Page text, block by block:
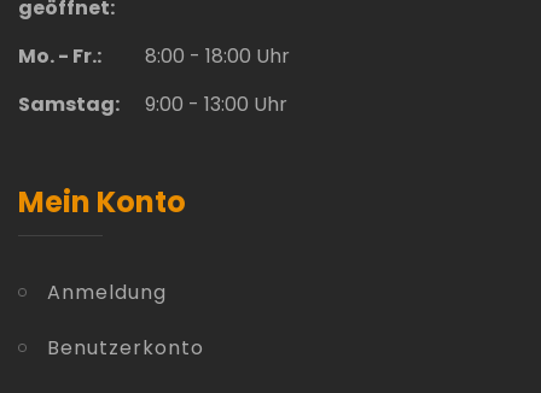
geöffnet:
Mo. - Fr.:
8:00 - 18:00 Uhr
Samstag:
9:00 - 13:00 Uhr
Mein Konto
Anmeldung
Benutzerkonto